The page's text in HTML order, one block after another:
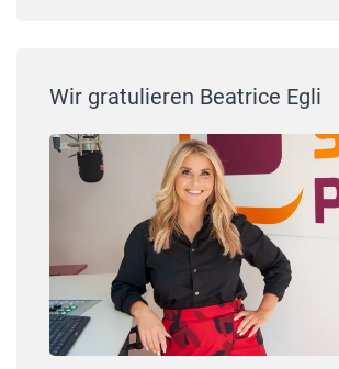
Wir gratulieren Beatrice Egli